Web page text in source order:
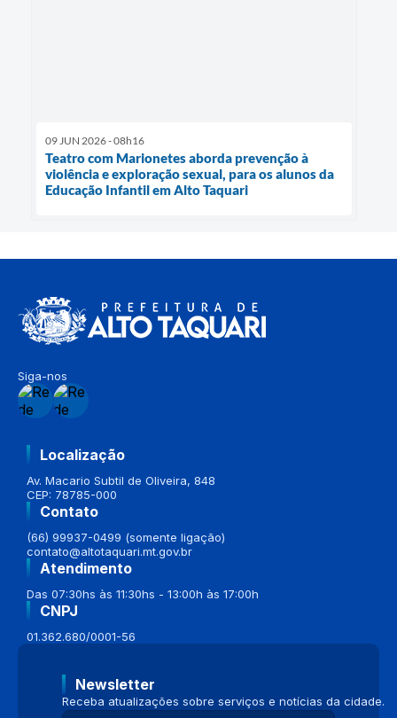
09 JUN 2026 - 08h16
Teatro com Marionetes aborda prevenção à
violência e exploração sexual, para os alunos da
Educação Infantil em Alto Taquari
Siga-nos
Localização
Av. Macario Subtil de Oliveira, 848
CEP: 78785-000
Contato
(66) 99937-0499 (somente ligação)
contato@altotaquari.mt.gov.br
Atendimento
Das 07:30hs às 11:30hs - 13:00h às 17:00h
CNPJ
01.362.680/0001-56
Newsletter
Receba atualizações sobre serviços e notícias da cidade.